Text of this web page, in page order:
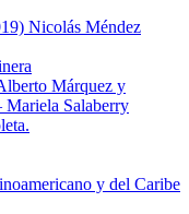
Nicolás Méndez
Márquez y
Salaberry
y del Caribe